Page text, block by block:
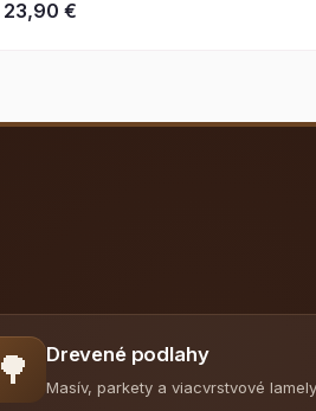
23,90 €
🌳 Drevené podlahy
Masív, parkety a viacvrstvové lamely